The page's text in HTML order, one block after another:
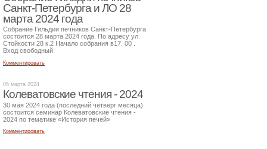
Санкт-Петербурга и ЛО 28
марта 2024 года
Собрание Гильдии печников Санкт-Петербурга
состоится 28 марта 2024 года. По адресу ул.
Стойкости 28 к.2 Начало собрания в17. 00 .
Вход свободный.
Комментировать
05 марта 2024
Колеватовские чтения - 2024
30 мая 2024 года (последний четверг месяца)
состоится семинар Колеватовские чтения -
2024 по тематике «История печей»
Комментировать